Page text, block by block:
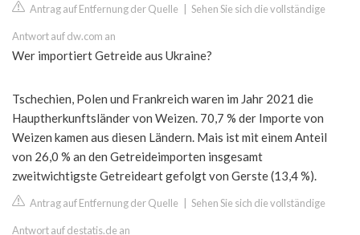
Antrag auf Entfernung der Quelle Sehen Sie sich die vollständige
Antwort auf dw.com an
Wer importiert Getreide aus Ukraine?
Tschechien, Polen und Frankreich waren im Jahr 2021 die
Hauptherkunftsländer von Weizen. 70,7 % der Importe von
Weizen kamen aus diesen Ländern. Mais ist mit einem Anteil
von 26,0 % an den Getreideimporten insgesamt
zweitwichtigste Getreideart gefolgt von Gerste (13,4 %).
Antrag auf Entfernung der Quelle Sehen Sie sich die vollständige
Antwort auf destatis.de an